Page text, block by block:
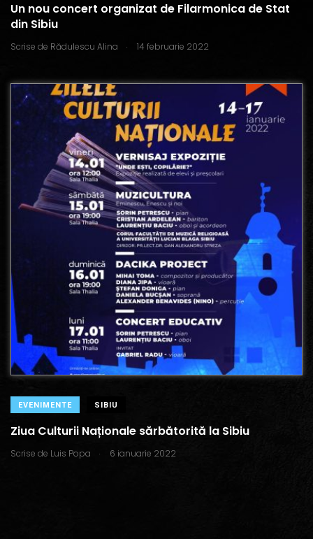
Un nou concert organizat de Filarmonica de Stat
din Sibiu
Scrise de Rădulescu Alina . 14 februarie 2022
EVENIMENTE SIBIU
Ziua Culturii Naționale sărbătorită la Sibiu
Scrise de Luis Popa . 6 ianuarie 2022